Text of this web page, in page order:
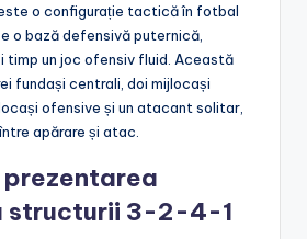
o configurație tactică în fotbal
o bază defensivă puternică,
timp un joc ofensiv fluid. Această
fundași centrali, doi mijlocași
ofensive și un atacant solitar,
apărare și atac.
structurii 3-2-4-1